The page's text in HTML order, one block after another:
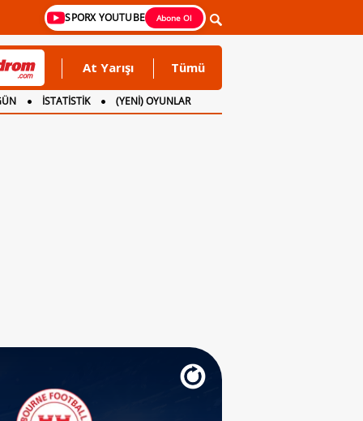
SPORX YOUTUBE Abone Ol
At Yarışı Tümü
İSTATİSTİK
(YENİ) OYUNLAR